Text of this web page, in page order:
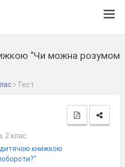
"Чи можна розумом
Тест
2 клас
книжкою